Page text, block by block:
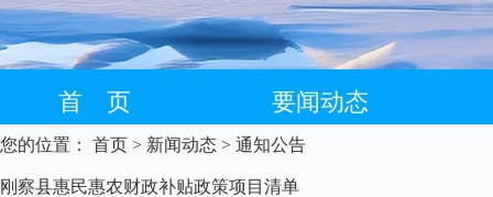
首 页 要闻动态
您的位置： 首页 > 新闻动态 > 通知公告
刚察县惠民惠农财政补贴政策项目清单